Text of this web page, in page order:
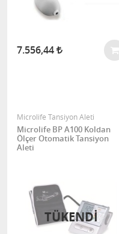
7.556,44
Microlife Tansiyon Aleti
Microlife BP A100 Koldan
Ölçer Otomatik Tansiyon
Aleti
TÜKENDİ